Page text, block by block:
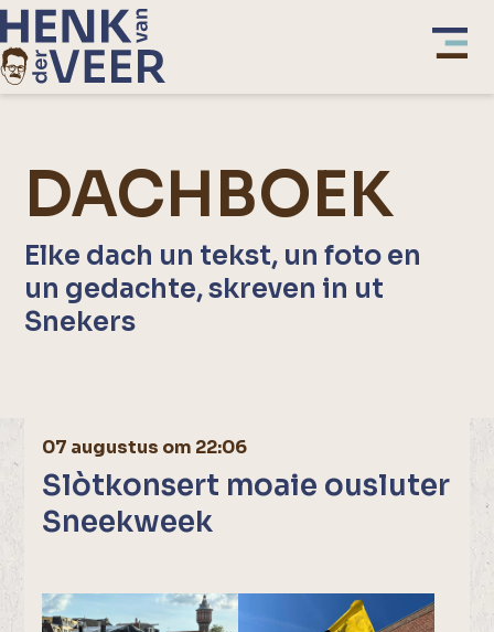
DACHBOEK
Elke dach un tekst, un foto en
un gedachte, skreven in ut
Snekers
07 augustus om 22:06
Slòtkonsert moaie ousluter
Sneekweek